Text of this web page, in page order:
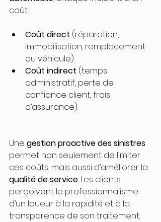
coût :
Coût direct (réparation,
immobilisation, remplacement
du véhicule).
Coût indirect (temps
administratif, perte de
confiance client, frais
d’assurance).
Une gestion proactive des sinistres
permet non seulement de limiter
ces coûts, mais aussi d’améliorer la
qualité de service. Les clients
perçoivent le professionnalisme
d’un loueur à la rapidité et à la
transparence de son traitement.